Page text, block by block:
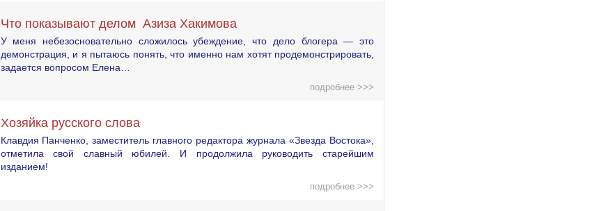
Что показывают делом Азиза Хакимова
У меня небезосновательно сложилось убеждение, что дело блогера — это
демонстрация, и я пытаюсь понять, что именно нам хотят продемонстрировать,
задается вопросом Елена…
подробнее >>>
Хозяйка русского слова
Клавдия Панченко, заместитель главного редактора журнала «Звезда Востока»,
отметила свой славный юбилей. И продолжила руководить старейшим
изданием!
подробнее >>>